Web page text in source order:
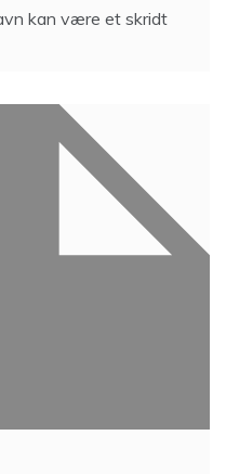
kan være et skridt